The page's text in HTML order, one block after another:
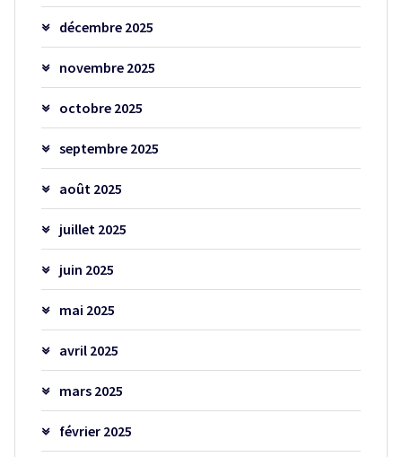
décembre 2025
novembre 2025
octobre 2025
septembre 2025
août 2025
juillet 2025
juin 2025
mai 2025
avril 2025
mars 2025
février 2025